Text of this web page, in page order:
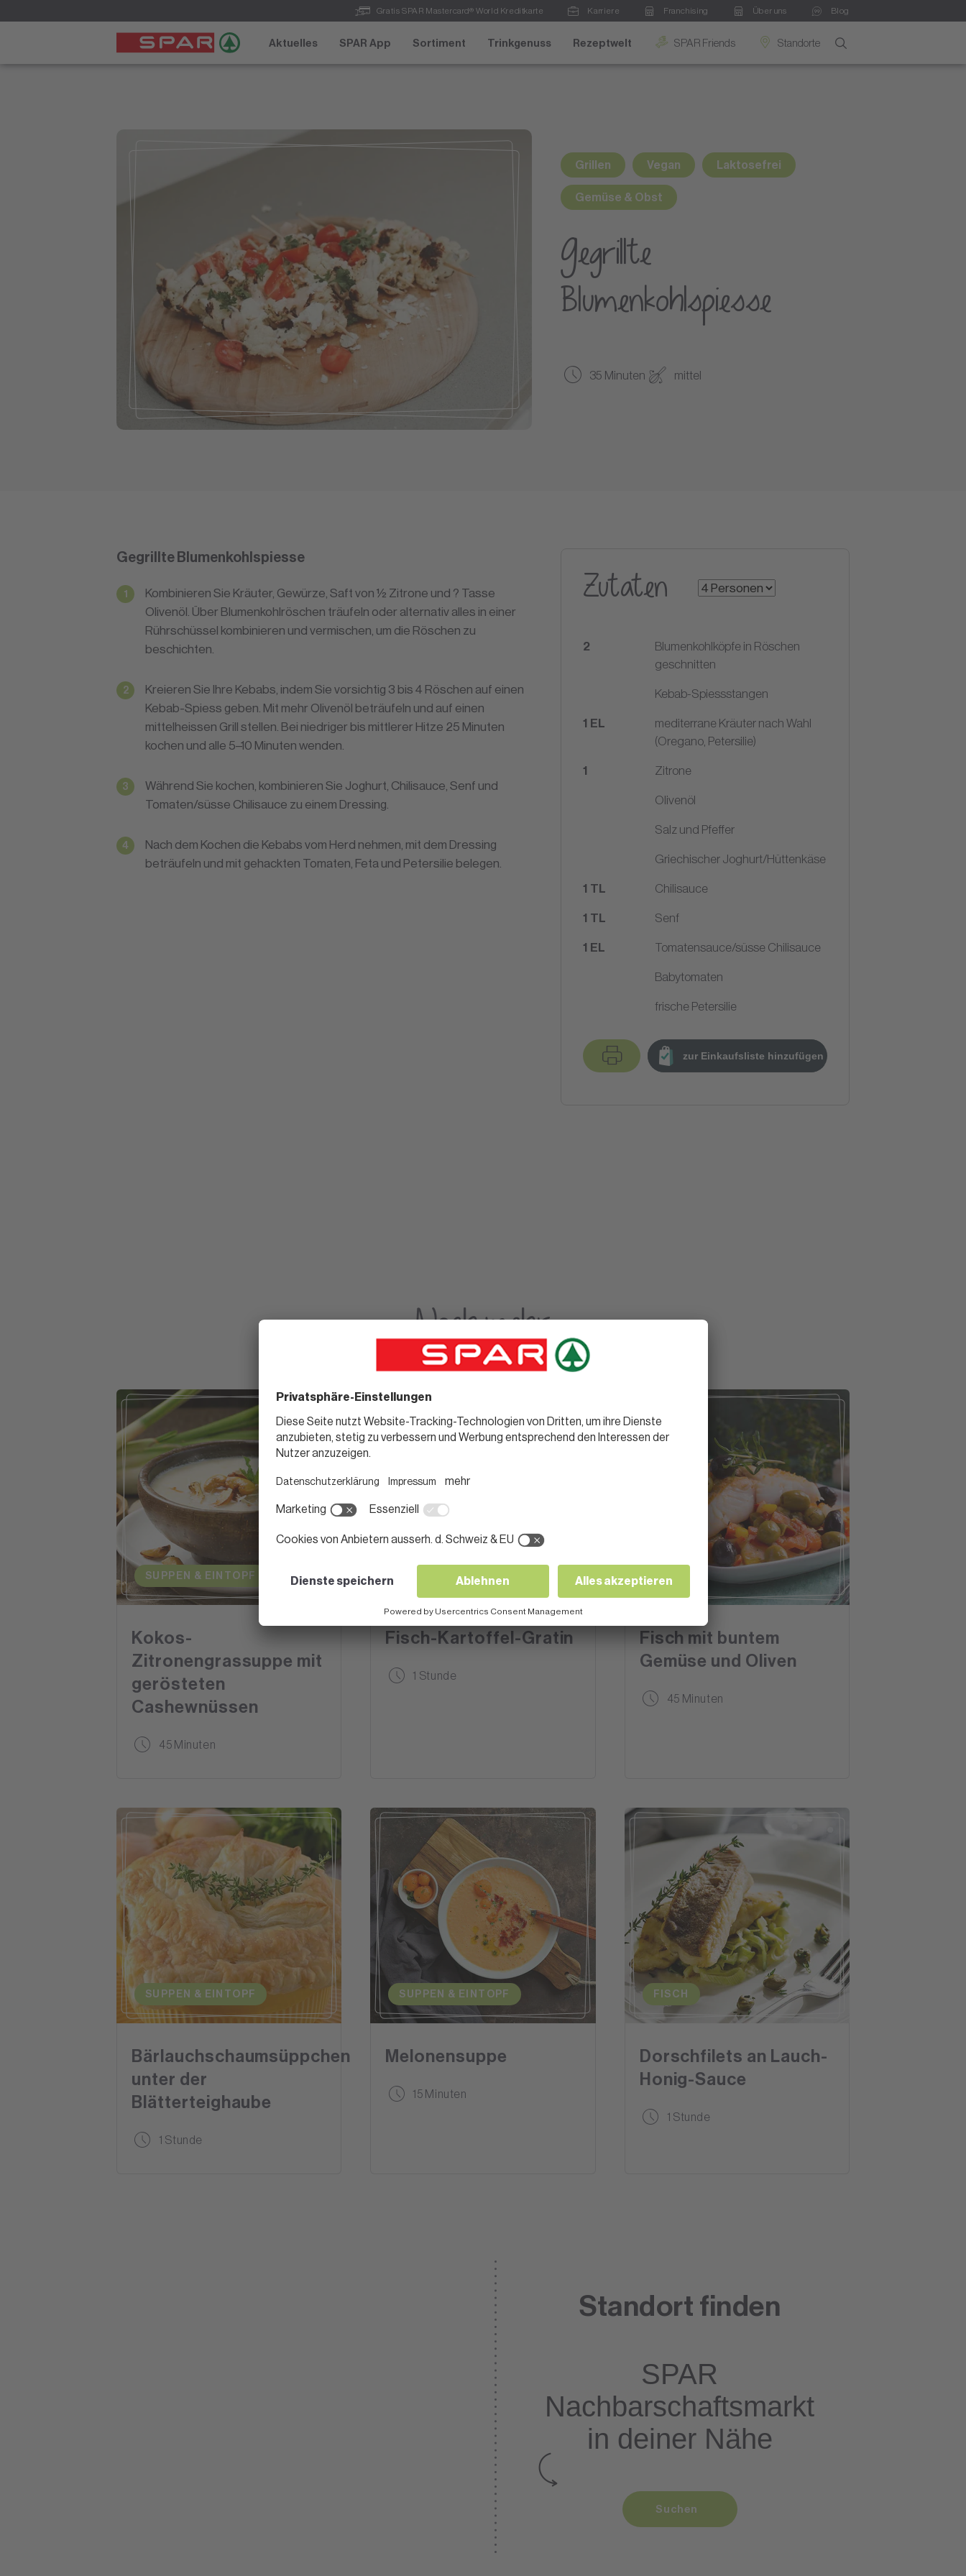
Gratis SPAR Mastercard® World Kreditkarte Karriere Franchising Über uns Blog
Aktuelles SPAR App Sortiment Trinkgenuss Rezeptwelt SPAR Friends Standorte
Grillen Vegan Laktosefrei
Gemüse & Obst
Gegrillte
Blumenkohlspiesse
35 Minuten mittel
Gegrillte Blumenkohlspiesse
Kombinieren Sie Kräuter, Gewürze, Saft von ½ Zitrone und ? Tasse
Olivenöl. Über Blumenkohlröschen träufeln oder alternativ alles in einer
Rührschüssel kombinieren und vermischen, um die Röschen zu
beschichten.
Kreieren Sie Ihre Kebabs, indem Sie vorsichtig 3 bis 4 Röschen auf einen
Kebab-Spiess geben. Mit mehr Olivenöl beträufeln und auf einen
mittelheissen Grill stellen. Bei niedriger bis mittlerer Hitze 25 Minuten
kochen und alle 5–10 Minuten wenden.
Während Sie kochen, kombinieren Sie Joghurt, Chilisauce, Senf und
Tomaten/süsse Chilisauce zu einem Dressing.
Nach dem Kochen die Kebabs vom Herd nehmen, mit dem Dressing
beträufeln und mit gehackten Tomaten, Feta und Petersilie belegen.
Zutaten
2
Blumenkohlköpfe in Röschen
geschnitten
Kebab-Spiessstangen
1 EL
mediterrane Kräuter nach Wahl
(Oregano, Petersilie)
1 Zitrone
Olivenöl
Salz und Pfeffer
Griechischer Joghurt/Hüttenkäse
1 TL Chilisauce
1 TL Senf
1 EL Tomatensauce/süsse Chilisauce
Babytomaten
frische Petersilie
zur Einkaufsliste hinzufügen
Noch mehr
leckere Rezepte für dich.
SUPPEN & EINTOPF
Kokos-
Zitronengrassuppe mit
gerösteten
Cashewnüssen
45 Minuten
Fisch-Kartoffel-Gratin
1 Stunde
FISCH
Fisch mit buntem
Gemüse und Oliven
45 Minuten
SUPPEN & EINTOPF
Bärlauchschaumsüppchen
unter der
Blätterteighaube
1 Stunde
SUPPEN & EINTOPF
Melonensuppe
15 Minuten
FISCH
Dorschfilets an Lauch-
Honig-Sauce
1 Stunde
Standort finden
SPAR
Nachbarschaftsmarkt
in deiner Nähe
Suchen